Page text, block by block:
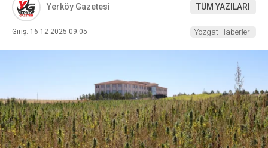
Yerköy Gazetesi TÜM YAZILARI
Giriş: 16-12-2025 09:05 Yozgat Haberleri